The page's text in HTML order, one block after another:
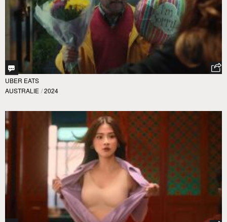
UBER EATS
AUSTRALIE / 2024